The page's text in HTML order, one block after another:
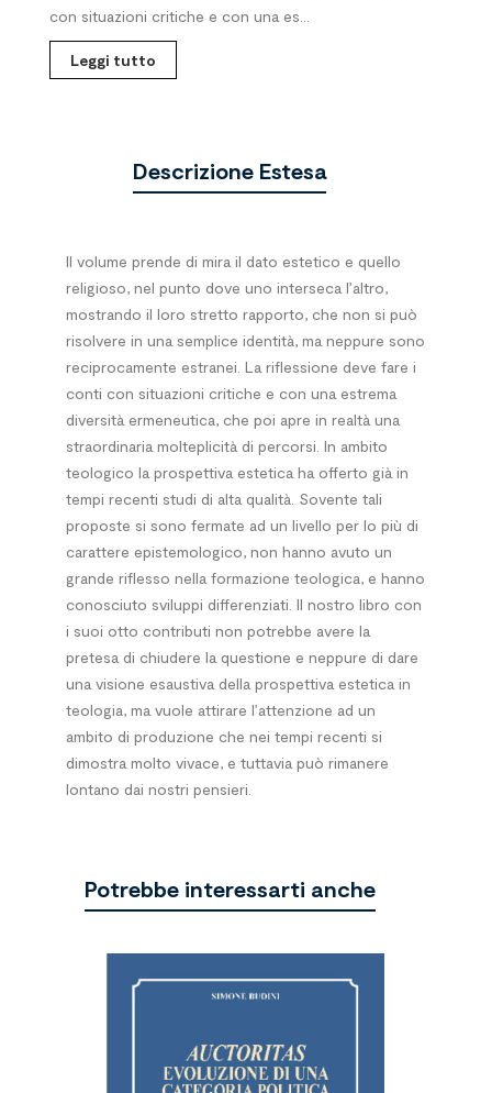
con situazioni critiche e con una es...
Leggi tutto
Descrizione Estesa
Il volume prende di mira il dato estetico e quello
religioso, nel punto dove uno interseca l’altro,
mostrando il loro stretto rapporto, che non si può
risolvere in una semplice identità, ma neppure sono
reciprocamente estranei. La riflessione deve fare i
conti con situazioni critiche e con una estrema
diversità ermeneutica, che poi apre in realtà una
straordinaria molteplicità di percorsi. In ambito
teologico la prospettiva estetica ha offerto già in
tempi recenti studi di alta qualità. Sovente tali
proposte si sono fermate ad un livello per lo più di
carattere epistemologico, non hanno avuto un
grande riflesso nella formazione teologica, e hanno
conosciuto sviluppi differenziati. Il nostro libro con
i suoi otto contributi non potrebbe avere la
pretesa di chiudere la questione e neppure di dare
una visione esaustiva della prospettiva estetica in
teologia, ma vuole attirare l’attenzione ad un
ambito di produzione che nei tempi recenti si
dimostra molto vivace, e tuttavia può rimanere
lontano dai nostri pensieri.
Potrebbe interessarti anche